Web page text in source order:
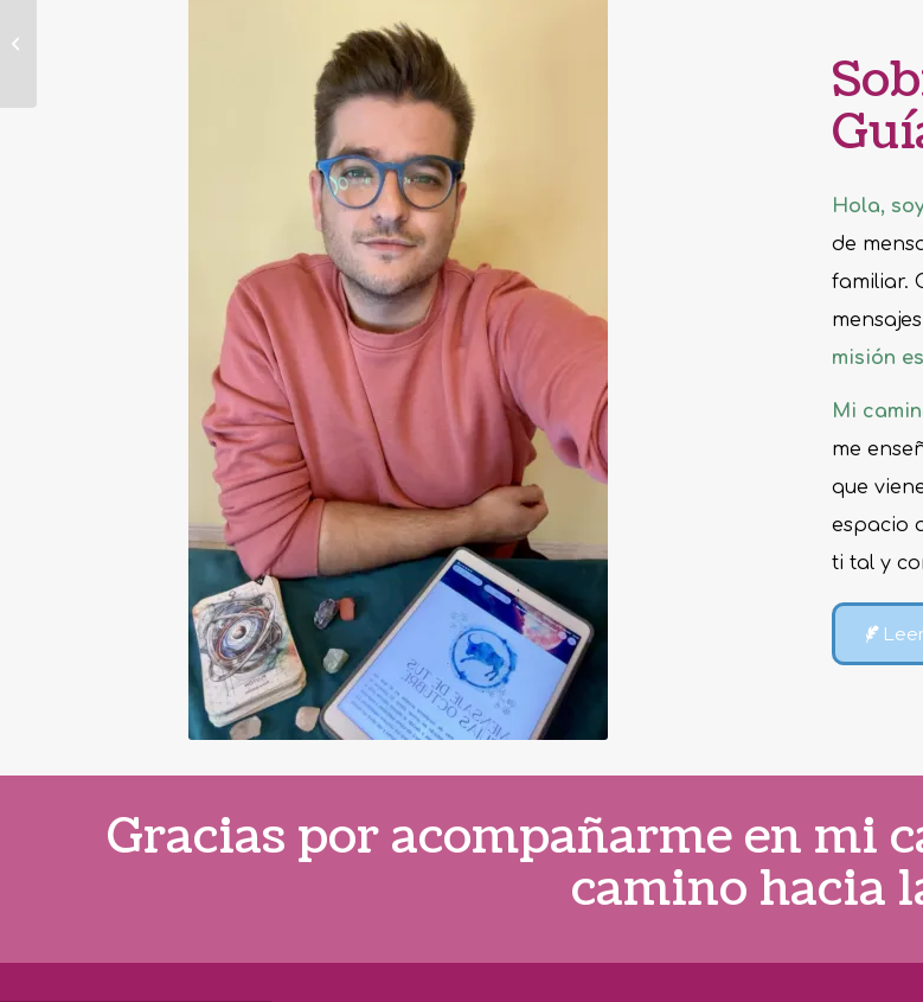
Hola,
de
familiar.
misión
Mi
me
que
espacio
ti tal y
Gracias por acompañarme en mi
camino hacia